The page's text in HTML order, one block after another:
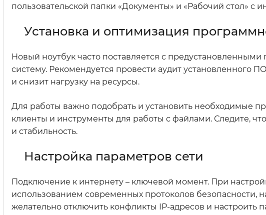
пользовательской папки «Документы» и «Рабочий стол» с
Установка и оптимизация
Новый ноутбук часто поставляется с
систему. Рекомендуется провести аудит установленного
и снизит нагрузку на ресурсы.
Для работы важно подобрать и установить необходимые
клиенты и инструменты для работы с файлами. Следите,
и стабильность.
Настройка параметров сети
Подключение к интернету – ключевой момент. При
использованием современных протоколов безопасности,
желательно отключить конфликты IP-адресов и настроить